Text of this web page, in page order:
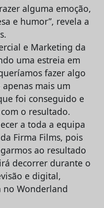
alguma emoção,
e humor”, revela a
e Marketing da
uma estreia em
fazer algo
mais um
foi conseguido e
o resultado.
a toda a equipa
Firma Films, pois
ao resultado
decorrer durante o
e digital,
no Wonderland